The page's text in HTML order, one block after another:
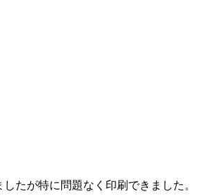
したが特に問題なく印刷できました。